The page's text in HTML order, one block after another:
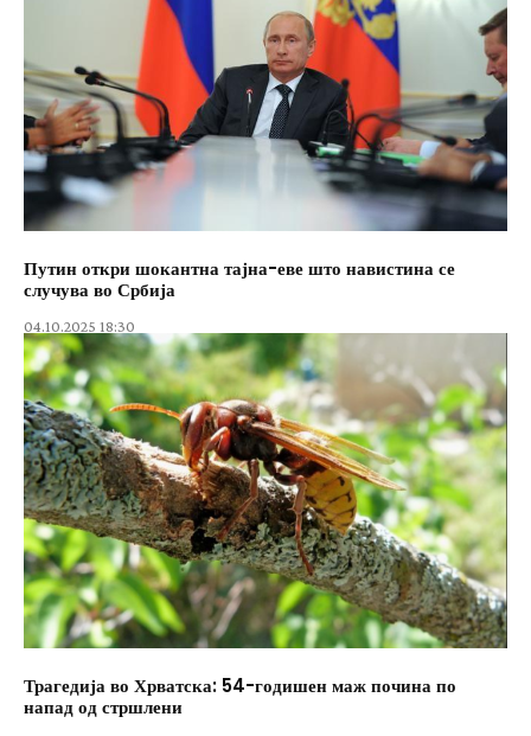
Путин откри шокантна тајна-еве што навистина се
случува во Србија
04.10.2025 18:30
Трагедија во Хрватска: 54-годишен маж почина по
напад од стршлени